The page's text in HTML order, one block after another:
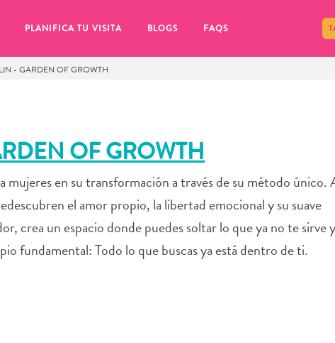
PLANIFICA TU VISITA BLOGS FAQS
- GARDEN OF GROWTH
OF GROWTH
en su transformación a través de su método único.
el amor propio, la libertad emocional y su suave
crea un espacio donde puedes soltar lo que ya no te sirve y
fundamental: Todo lo que buscas ya está dentro de ti.